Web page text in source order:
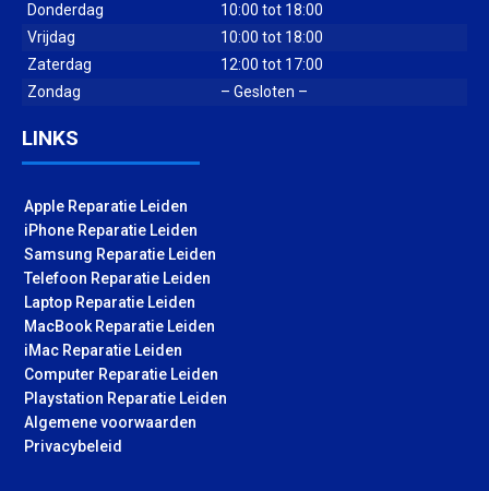
Donderdag
10:00 tot 18:00
Vrijdag
10:00 tot 18:00
Zaterdag
12:00 tot 17:00
Zondag
– Gesloten –
LINKS
Apple Reparatie Leiden
iPhone Reparatie Leiden
Samsung Reparatie Leiden
Telefoon Reparatie Leiden
Laptop Reparatie Leiden
MacBook Reparatie Leiden
iMac Reparatie Leiden
Computer Reparatie Leiden
Playstation Reparatie Leiden
Algemene voorwaarden
Privacybeleid